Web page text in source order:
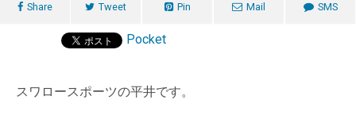
Share Tweet Pin Mail SMS
Pocket
スワロースポーツの平井です。